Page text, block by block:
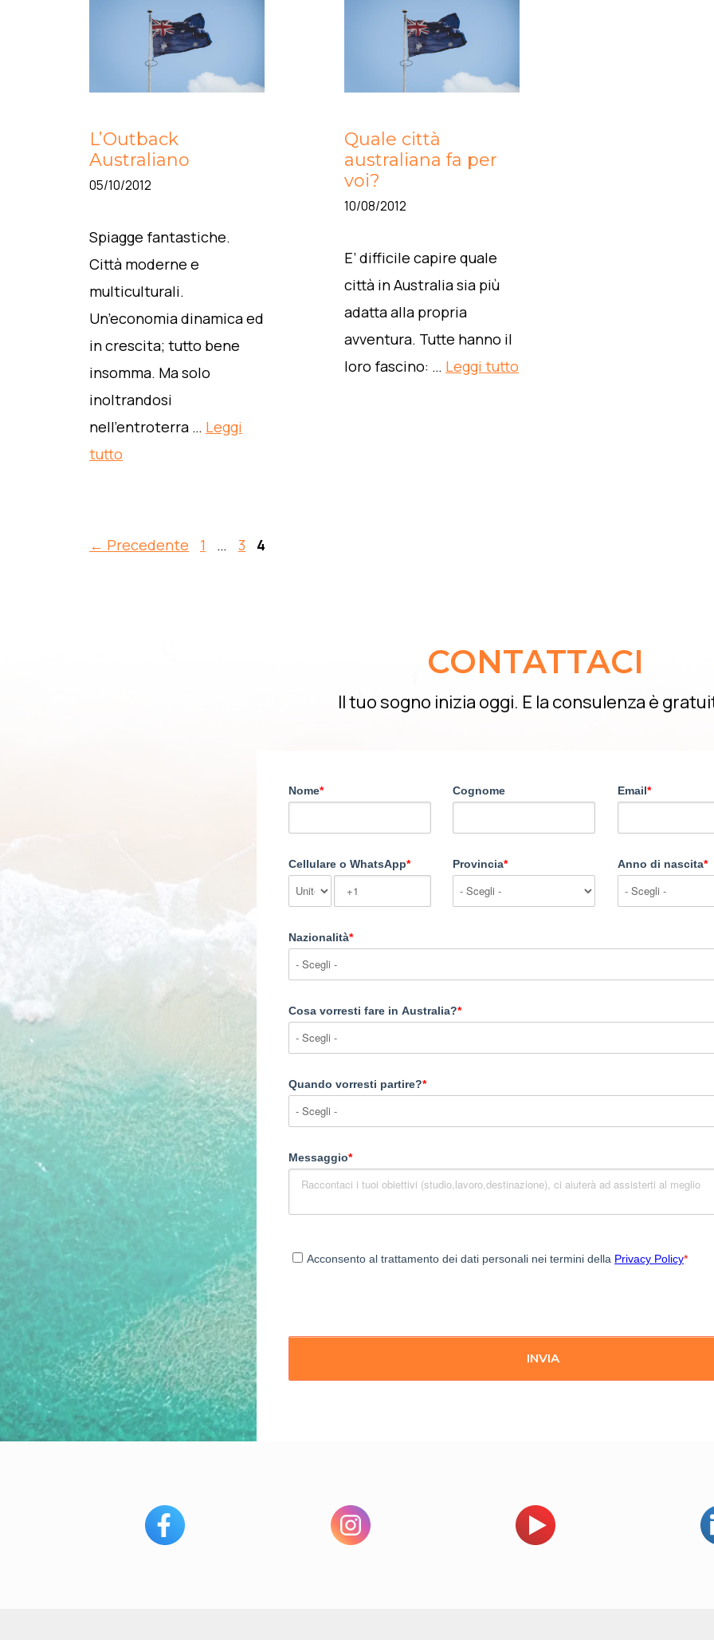
L’Outback
Australiano
05/10/2012
Spiagge fantastiche.
Città moderne e
multiculturali.
Un’economia dinamica ed
in crescita; tutto bene
insomma. Ma solo
inoltrandosi
nell’entroterra … Leggi
tutto
Quale città
australiana fa per
voi?
10/08/2012
E’ difficile capire quale
città in Australia sia più
adatta alla propria
avventura. Tutte hanno il
loro fascino: … Leggi tutto
← Precedente Pagina
1 … Pagina
3 Pagina
4
CONTATTACI
Il tuo sogno inizia oggi. E la consulenza è
Nome* Cognome Email*
Cellulare o WhatsApp* Provincia* Anno di nascita*
Nazionalità*
Cosa vorresti fare in Australia?*
Quando vorresti partire?*
Messaggio*
Acconsento al trattamento dei dati personali nei termini della Privacy Policy*